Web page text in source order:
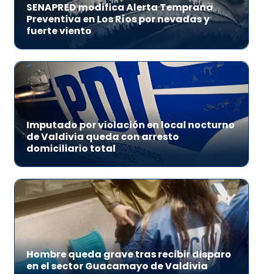
SENAPRED modifica Alerta Temprana
Preventiva en Los Ríos por nevadas y
fuerte viento
Imputado por violación en local nocturno
de Valdivia queda con arresto
domiciliario total
Hombre queda grave tras recibir disparo
en el sector Guacamayo de Valdivia